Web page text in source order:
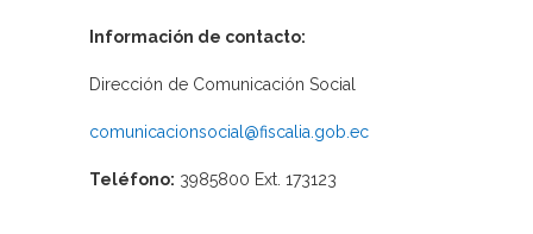
Información de contacto:
Dirección de Comunicación Social
comunicacionsocial@fiscalia.gob.ec
Teléfono: 3985800 Ext. 173123